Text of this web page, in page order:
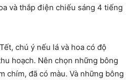
và thắp điện chiếu sáng 4 tiếng
chú ý nếu lá và hoa có độ
hoạch. Nên chọn những bông
chím, đã có màu. Và những bông